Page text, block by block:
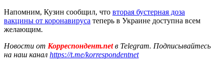
Напомним, Кузин сообщил, что вторая бустерная доза
вакцины от коронавируса теперь в Украине доступна всем
желающим.
Новости от Корреспондент.netв Telegram. Подписывайтесь
на наш канал https://t.me/korrespondentnet